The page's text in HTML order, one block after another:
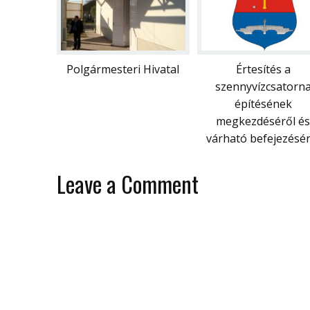
Polgármesteri Hivatal
Értesítés a
szennyvízcsatorna
építésének
megkezdéséről és
várható
Leave a Comment